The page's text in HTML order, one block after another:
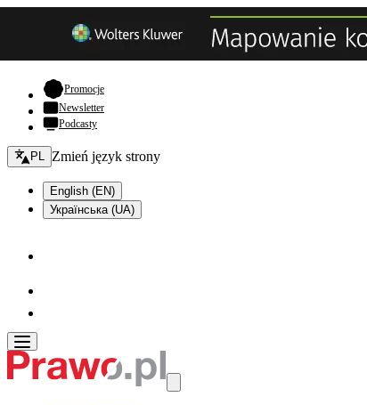
Promocje- otwiera się w nowej karcie
Newsletter
Podcasty
Zmień język - bieżący:
PL Zmień język strony
English (EN)
Українська (UA)